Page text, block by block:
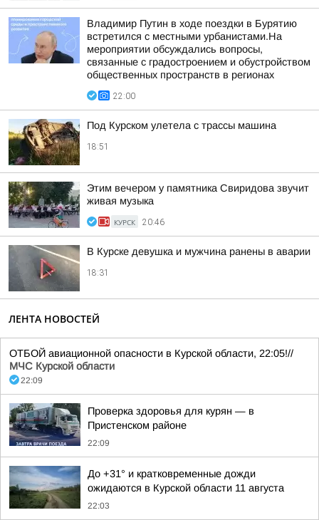
Владимир Путин в ходе поездки в Бурятию
встретился с местными урбанистами.На
мероприятии обсуждались вопросы,
связанные с градостроением и обустройством
общественных пространств в регионах
22:00
Под Курском улетела с трассы машина
18:51
Этим вечером у памятника Свиридова звучит
живая музыка
КУРСК 20:46
В Курске девушка и мужчина ранены в аварии
18:31
ЛЕНТА НОВОСТЕЙ
ОТБОЙ авиационной опасности в Курской области, 22:05!//
МЧС Курской области
22:09
Проверка здоровья для курян — в
Пристенском районе
22:09
До +31° и кратковременные дожди
ожидаются в Курской области 11 августа
22:03